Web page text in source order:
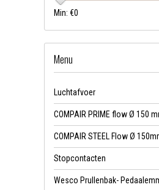
Min: €0
Menu
Luchtafvoer
COMPAIR PRIME flow Ø 150
COMPAIR STEEL Flow Ø
Stopcontacten
Wesco Prullenbak-